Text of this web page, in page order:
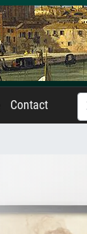
Contact